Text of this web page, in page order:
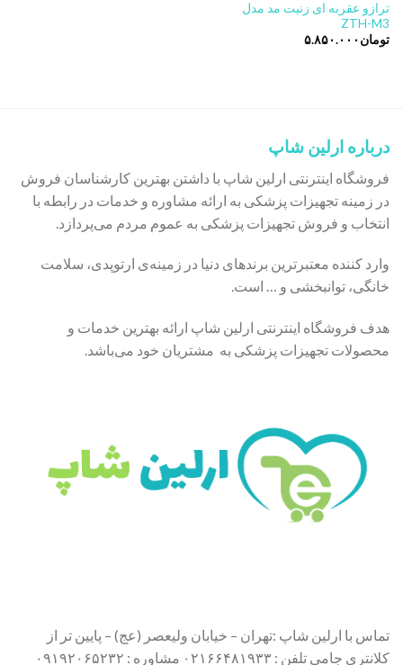
ترازو عقربه ای زنیت مد مدل
ZTH-M3
تومان ۵.۸۵۰.۰۰۰
درباره ارلین شاپ
فروشگاه اینترنتی ارلین شاپ با داشتن بهترین کارشناسان فروش
در زمینه تجهیزات پزشکی به ارائه مشاوره و خدمات در رابطه با
انتخاب و فروش تجهیزات پزشکی به عموم مردم می‌پردازد.
وارد کننده معتبرترین برندهای دنیا در زمینه‌ی ارتوپدی، سلامت
خانگی، توانبخشی و … است.
هدف فروشگاه اینترنتی ارلین شاپ ارائه بهترین خدمات و
محصولات تجهیزات پزشکی به مشتریان خود می‌باشد.
تماس با ارلین شاپ :تهران – خیابان ولیعصر (عج) – پایین تر از
کلانتری جامی تلفن : ۰۲۱۶۶۴۸۱۹۳۳ مشاوره : ۰۹۱۹۲۰۶۵۲۳۲